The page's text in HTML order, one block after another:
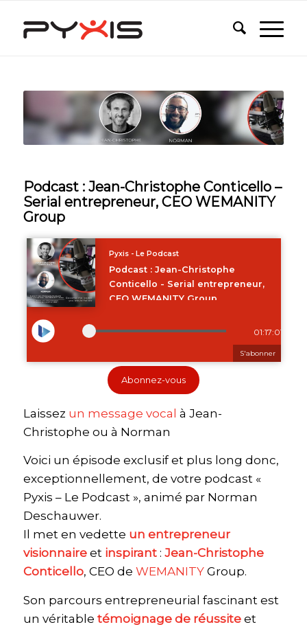
Podcast : Jean-Christophe Conticello –
Serial entrepreneur, CEO WEMANITY
Group
Abonnez-vous
Laissez ⁠un message vocal⁠ à Jean-
Christophe ou à Norman
Voici un épisode exclusif et plus long donc,
exceptionnellement, de votre podcast «
Pyxis – Le Podcast », animé par Norman
Deschauwer.
Il met en vedette un entrepreneur
visionnaireetinspirant: Jean-Christophe
Conticello, CEO de ⁠ WEMANITY⁠Group.
Son parcours entrepreneurial fascinant est
un véritable témoignage de réussiteet